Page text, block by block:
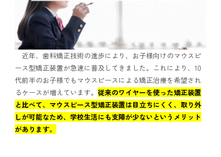
アクセス
通院中の方はこちら
初診相談予約
近年、歯科矯正技術の進歩により、お子様向けのマウスピ
ース型矯正装置が急速に普及してきました。これにより、10
代前半のお子様でもマウスピースによる矯正治療を希望され
るケースが増えています。 従来のワイヤーを使った矯正装置
と比べて、マウスピース型矯正装置は目立ちにくく、取り外
しが可能なため、学校生活にも支障が少ないというメリット
があります。